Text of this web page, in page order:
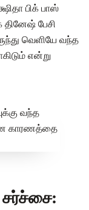
பிக் பாஸ்
பேசி
வெளியே வந்த
என்று